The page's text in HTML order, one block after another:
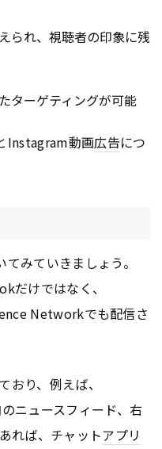
られ、視聴者の印象に残
ターゲティングが可能
Instagram動画広告につ
てみていきましょう。
だけではなく、
Networkでも配信さ
おり、例えば、
ニュースフィード、右
れば、チャットアプリ